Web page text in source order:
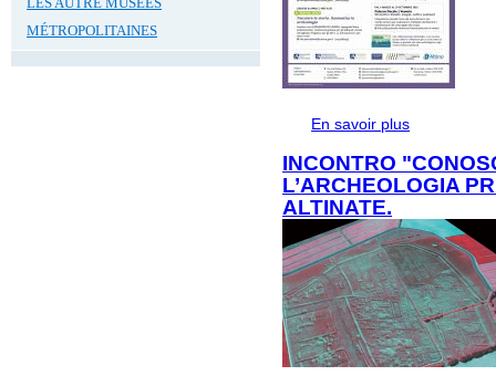
MÉTROPOLITAINES
En savoir plus
INCONTRO
L’ARCHEOLOGIA
ALTINATE.